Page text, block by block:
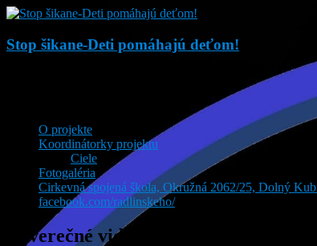
Stop šikane-Deti pomáhajú deťom!
O projekte
Koordinátorky projektu
Ciele
Fotogaléria
Cirkevná spojená škola, Okružná 2062/25, Dolný
facebook.com/radlinskeho/
Záverečné video k projektu s